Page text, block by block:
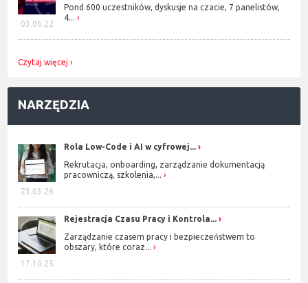
03.06.22
Pond 600 uczestników, dyskusje na czacie, 7 panelistów,
4...
Czytaj więcej
NARZĘDZIA
23.03.26
Rola Low-Code i AI w cyfrowej...
Rekrutacja, onboarding, zarządzanie dokumentacją
pracowniczą, szkolenia,...
17.10.25
Rejestracja Czasu Pracy i Kontrola...
Zarządzanie czasem pracy i bezpieczeństwem to
obszary, które coraz...